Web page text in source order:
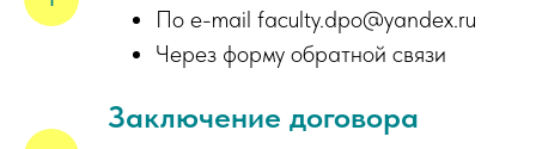
По e-mail faculty.dpo@yandex.ru
Через форму обратной связи
Заключение договора